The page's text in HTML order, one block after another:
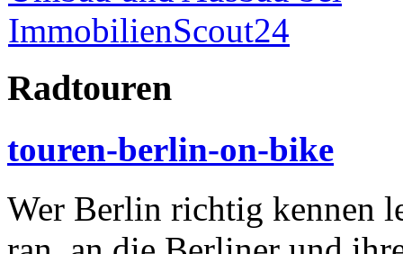
Radtouren
touren-berlin-on-bike
Wer Berlin richtig kennen